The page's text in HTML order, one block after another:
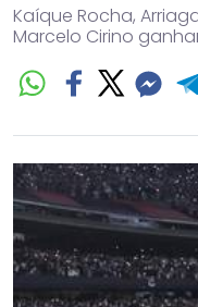
Kaíque Rocha,
Marcelo Cirino